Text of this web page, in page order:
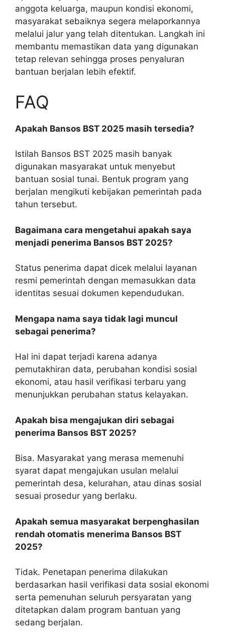
anggota keluarga, maupun kondisi ekonomi,
masyarakat sebaiknya segera melaporkannya
melalui jalur yang telah ditentukan. Langkah ini
membantu memastikan data yang digunakan
tetap relevan sehingga proses penyaluran
bantuan berjalan lebih efektif.
FAQ
Apakah Bansos BST 2025 masih tersedia?
Istilah Bansos BST 2025 masih banyak
digunakan masyarakat untuk menyebut
bantuan sosial tunai. Bentuk program yang
berjalan mengikuti kebijakan pemerintah pada
tahun tersebut.
Bagaimana cara mengetahui apakah saya
menjadi penerima Bansos BST 2025?
Status penerima dapat dicek melalui layanan
resmi pemerintah dengan memasukkan data
identitas sesuai dokumen kependudukan.
Mengapa nama saya tidak lagi muncul
sebagai penerima?
Hal ini dapat terjadi karena adanya
pemutakhiran data, perubahan kondisi sosial
ekonomi, atau hasil verifikasi terbaru yang
menunjukkan perubahan status kelayakan.
Apakah bisa mengajukan diri sebagai
penerima Bansos BST 2025?
Bisa. Masyarakat yang merasa memenuhi
syarat dapat mengajukan usulan melalui
pemerintah desa, kelurahan, atau dinas sosial
sesuai prosedur yang berlaku.
Apakah semua masyarakat berpenghasilan
rendah otomatis menerima Bansos BST
2025?
Tidak. Penetapan penerima dilakukan
berdasarkan hasil verifikasi data sosial ekonomi
serta pemenuhan seluruh persyaratan yang
ditetapkan dalam program bantuan yang
sedang berjalan.